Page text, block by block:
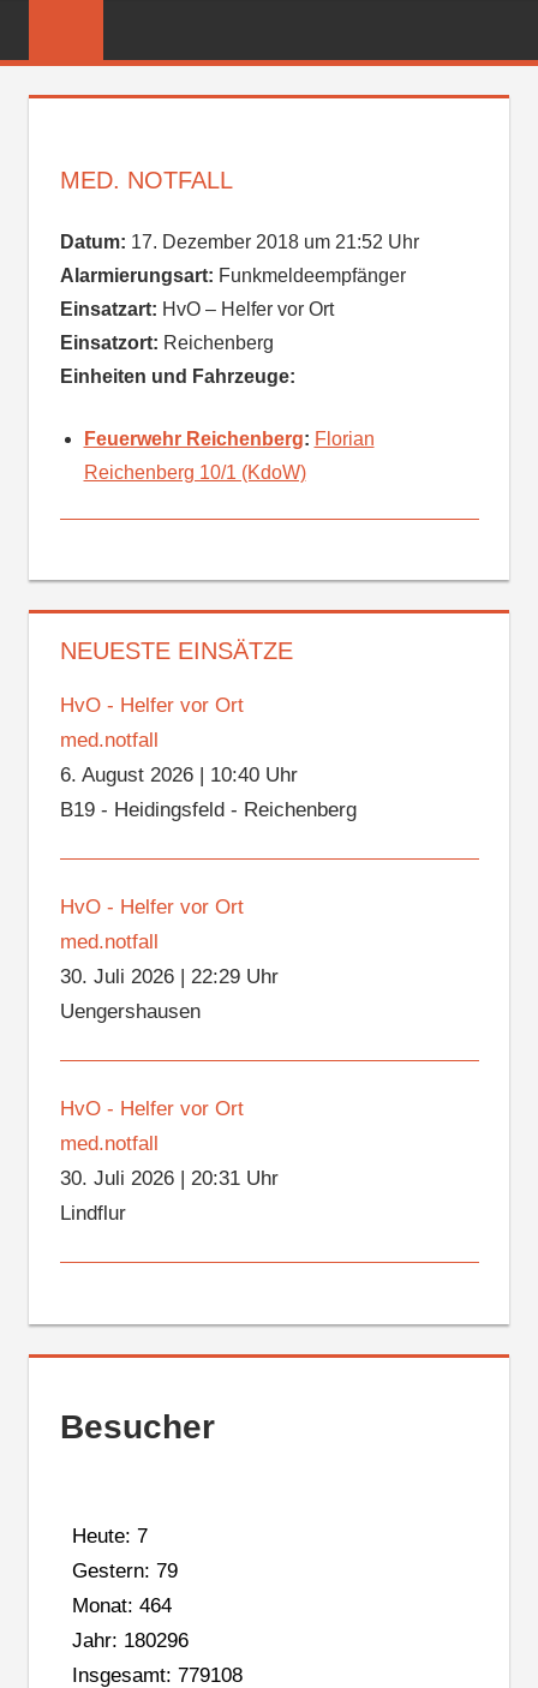
FEUERWEHR
MED. NOTFALL
Datum: 17. Dezember 2018 um 21:52 Uhr
Alarmierungsart: Funkmeldeempfänger
Einsatzart: HvO – Helfer vor Ort
Einsatzort: Reichenberg
Einheiten und Fahrzeuge:
Feuerwehr Reichenberg: Florian
Reichenberg 10/1 (KdoW)
NEUESTE EINSÄTZE
HvO - Helfer vor Ort
med.notfall
6. August 2026| 10:40 Uhr
B19 - Heidingsfeld - Reichenberg
HvO - Helfer vor Ort
med.notfall
30. Juli 2026| 22:29 Uhr
Uengershausen
HvO - Helfer vor Ort
med.notfall
30. Juli 2026| 20:31 Uhr
Lindflur
Besucher
Heute: 7
Gestern: 79
Monat: 464
Jahr: 180296
Insgesamt: 779108